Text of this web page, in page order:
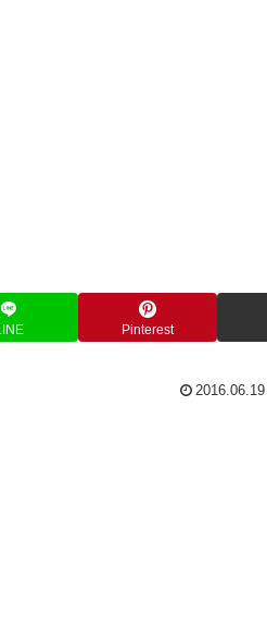
Pinterest
2016.06.19